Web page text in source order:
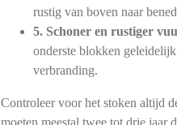
rustig van boven naar
5. Schoner en rustiger
onderste blokken
verbranding.
Controleer voor het stoken altijd
moeten meestal twee tot drie jaar